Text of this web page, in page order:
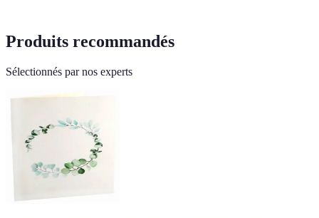
Produits recommandés
Sélectionnés par nos experts